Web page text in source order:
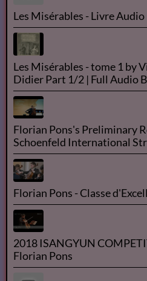
Les Misérables - Livre Audio
Les Misérables - tome 1 by
Didier Part 1/2 | Full Audio
Florian Pons's Preliminary
Schoenfeld International
Florian Pons - Classe
2018 ISANGYUN
Florian Pons